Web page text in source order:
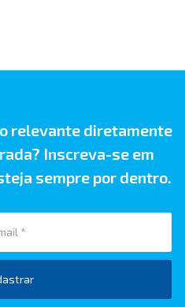
relevante diretamente
Inscreva-se em
sempre por dentro.